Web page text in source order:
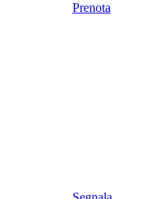
Prenota